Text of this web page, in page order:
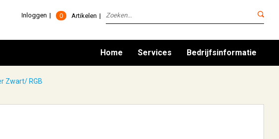
0 Artikelen
Inloggen
Home Services Bedrijfsinformatie
Zwart/ RGB